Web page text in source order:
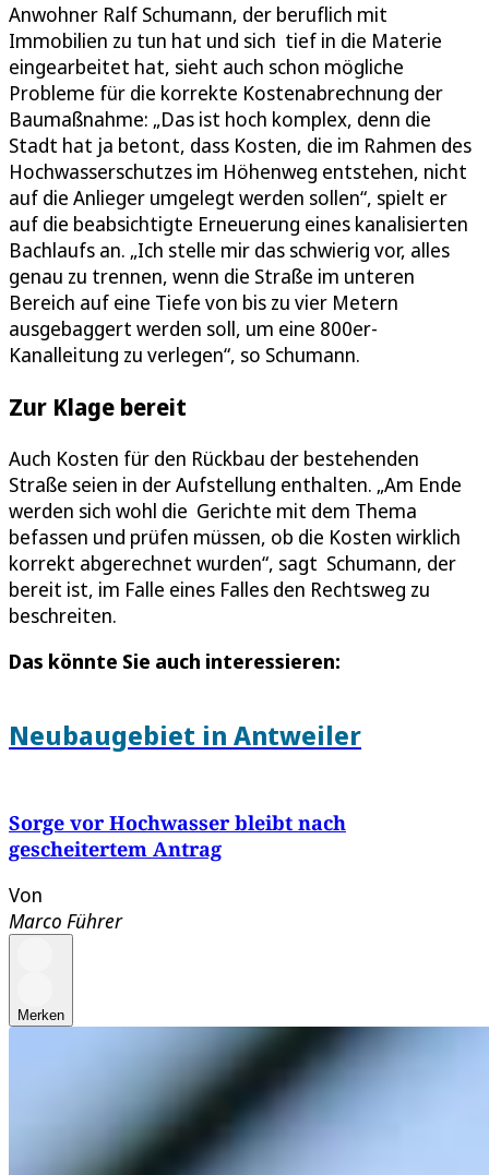
Anwohner Ralf Schumann, der beruflich mit
Immobilien zu tun hat und sich tief in die Materie
eingearbeitet hat, sieht auch schon mögliche
Probleme für die korrekte Kostenabrechnung der
Baumaßnahme: „Das ist hoch komplex, denn die
Stadt hat ja betont, dass Kosten, die im Rahmen des
Hochwasserschutzes im Höhenweg entstehen, nicht
auf die Anlieger umgelegt werden sollen“, spielt er
auf die beabsichtigte Erneuerung eines kanalisierten
Bachlaufs an. „Ich stelle mir das schwierig vor, alles
genau zu trennen, wenn die Straße im unteren
Bereich auf eine Tiefe von bis zu vier Metern
ausgebaggert werden soll, um eine 800er-
Kanalleitung zu verlegen“, so Schumann.
Zur Klage bereit
Auch Kosten für den Rückbau der bestehenden
Straße seien in der Aufstellung enthalten. „Am Ende
werden sich wohl die Gerichte mit dem Thema
befassen und prüfen müssen, ob die Kosten wirklich
korrekt abgerechnet wurden“, sagt Schumann, der
bereit ist, im Falle eines Falles den Rechtsweg zu
beschreiten.
Das könnte Sie auch interessieren:
Neubaugebiet in Antweiler
Sorge vor Hochwasser bleibt nach
gescheitertem Antrag
Von
Marco Führer
Merken